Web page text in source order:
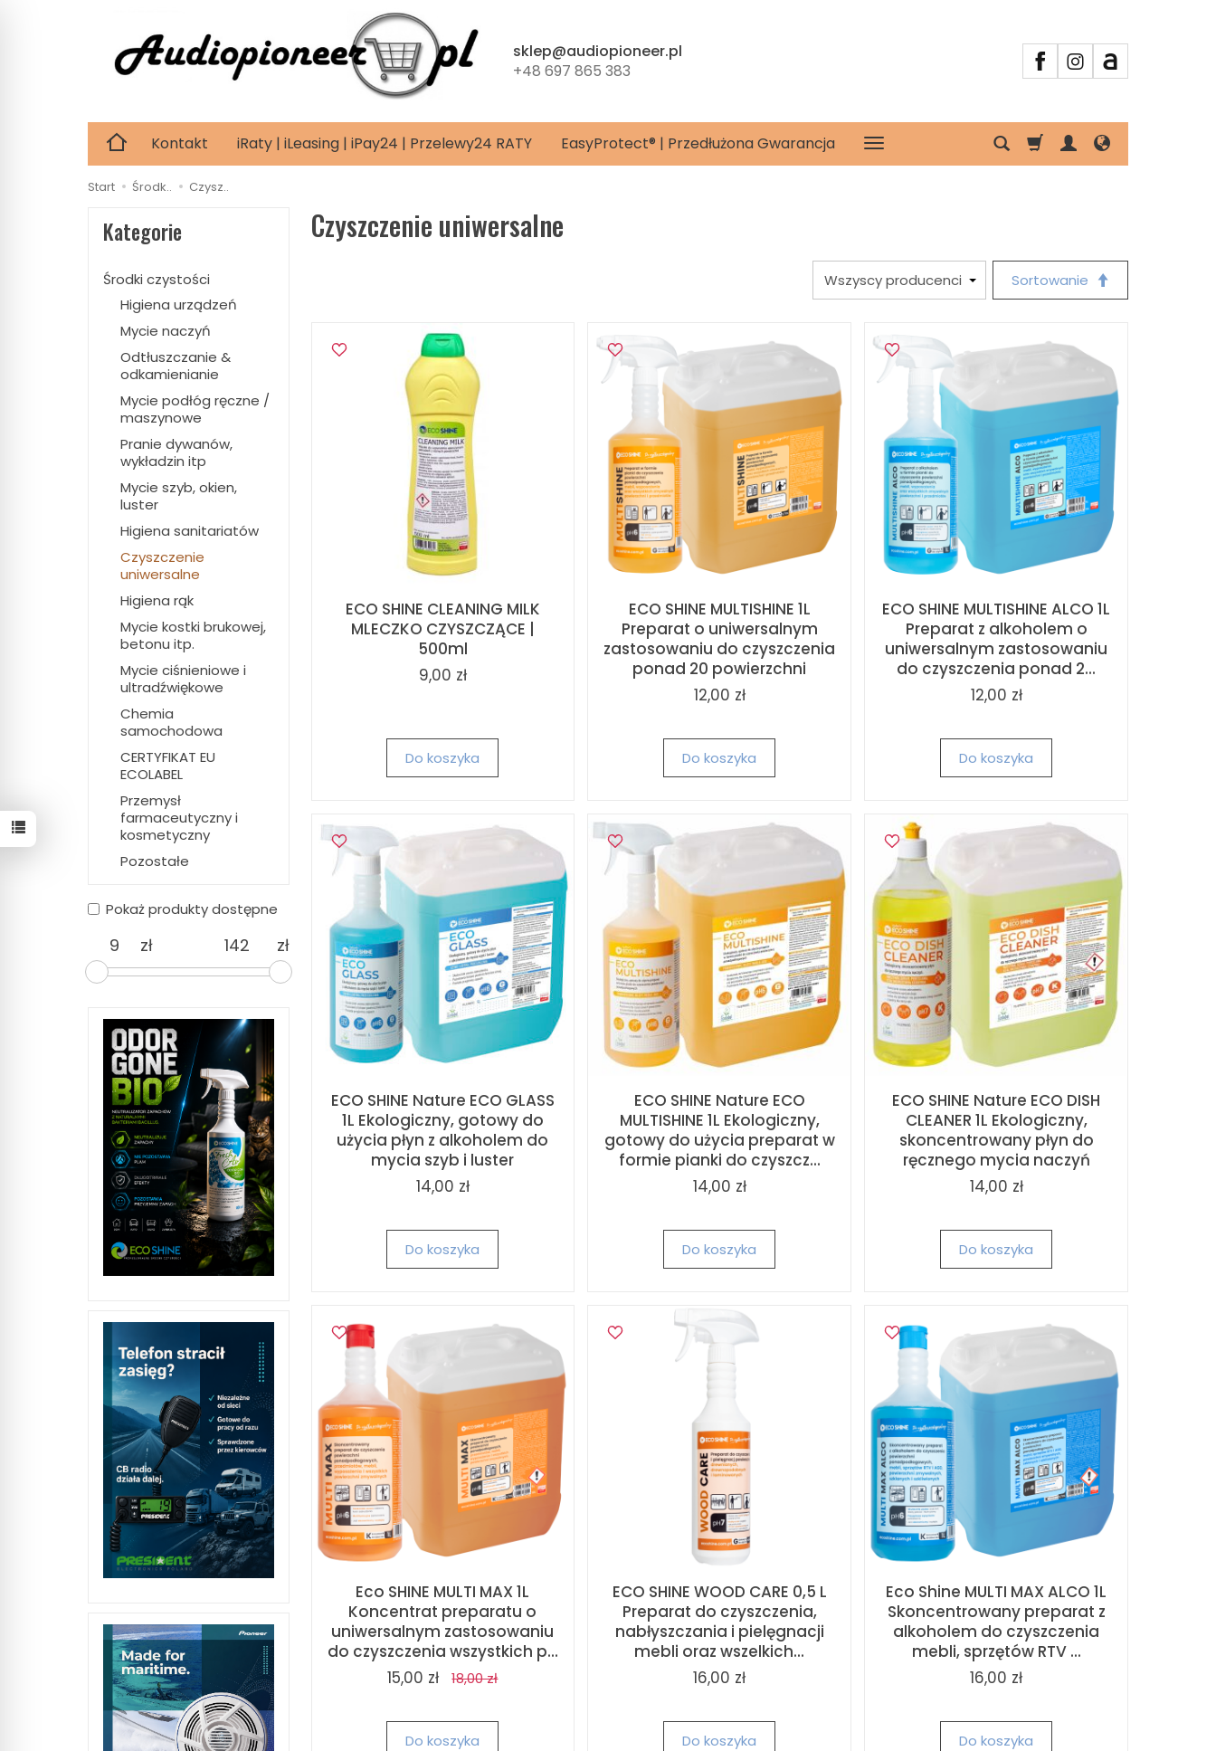
sklep@audiopioneer.pl
+48 697 865 383
Kontakt iRaty | iLeasing | iPay24 | Przelewy24 RATY EasyProtect® | Przedłużona Gwarancja
Start Środk.. Czysz..
Czyszczenie uniwersalne
Sortowanie
ECO SHINE CLEANING MILK
MLECZKO CZYSZCZĄCE |
500ml
9,00 zł
Do koszyka
ECO SHINE MULTISHINE 1L
Preparat o uniwersalnym
zastosowaniu do czyszczenia
ponad 20 powierzchni
12,00 zł
Do koszyka
ECO SHINE MULTISHINE ALCO 1L
Preparat z alkoholem o
uniwersalnym zastosowaniu
do czyszczenia ponad 2...
12,00 zł
Do koszyka
ECO SHINE Nature ECO GLASS
1L Ekologiczny, gotowy do
użycia płyn z alkoholem do
mycia szyb i luster
14,00 zł
Do koszyka
ECO SHINE Nature ECO
MULTISHINE 1L Ekologiczny,
gotowy do użycia preparat w
formie pianki do czyszcz...
14,00 zł
Do koszyka
ECO SHINE Nature ECO DISH
CLEANER 1L Ekologiczny,
skoncentrowany płyn do
ręcznego mycia naczyń
14,00 zł
Do koszyka
Eco SHINE MULTI MAX 1L
Koncentrat preparatu o
uniwersalnym zastosowaniu
do czyszczenia wszystkich p...
15,00 zł
18,00 zł
Do koszyka
ECO SHINE WOOD CARE 0,5 L
Preparat do czyszczenia,
nabłyszczania i pielęgnacji
mebli oraz wszelkich...
16,00 zł
Do koszyka
Eco Shine MULTI MAX ALCO 1L
Skoncentrowany preparat z
alkoholem do czyszczenia
mebli, sprzętów RTV ...
16,00 zł
Do koszyka
Kategorie
Środki czystości
Higiena urządzeń
Mycie naczyń
Odtłuszczanie &
odkamienianie
Mycie podłóg ręczne /
maszynowe
Pranie dywanów,
wykładzin itp
Mycie szyb, okien,
luster
Higiena sanitariatów
Czyszczenie
uniwersalne
Higiena rąk
Mycie kostki brukowej,
betonu itp.
Mycie ciśnieniowe i
ultradźwiękowe
Chemia
samochodowa
CERTYFIKAT EU
ECOLABEL
Przemysł
farmaceutyczny i
kosmetyczny
Pozostałe
Pokaż produkty dostępne
zł zł